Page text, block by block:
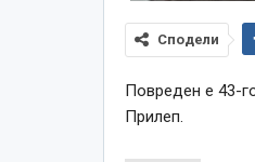
Сподели
Повреден е 43-
Прилеп.